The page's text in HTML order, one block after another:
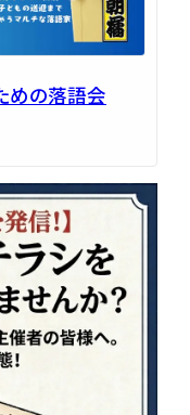
めの落語会